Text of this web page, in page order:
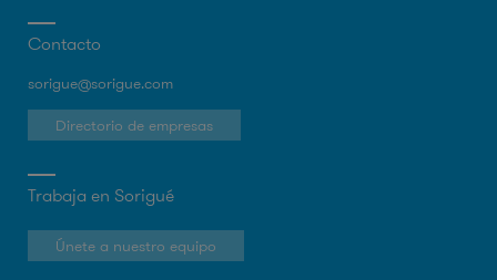
Contacto
sorigue@sorigue.com
Directorio de empresas
Trabaja en Sorigué
Únete a nuestro equipo